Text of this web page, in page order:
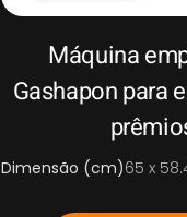
Máquina
Gashapon para
Dimensão (cm)65 x